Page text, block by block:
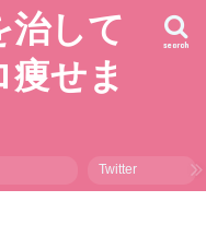
治して
痩せま
search
Twitter